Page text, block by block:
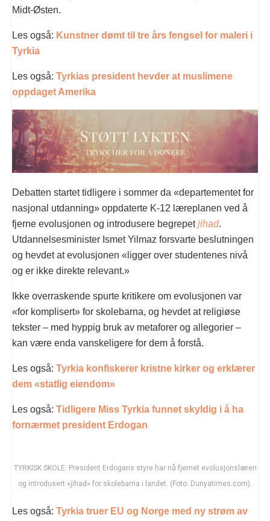
Midt-Østen.
Les også: Kunstner dømt til tre års fengsel for maleri i
Tyrkia
Les også: Tyrkias president hevder at muslimene
oppdaget Amerika
Debatten startet tidligere i sommer da «departementet for
nasjonal utdanning» oppdaterte K-12 læreplanen ved å
fjerne evolusjonen og introdusere begrepetjihad.
Utdannelsesminister Ismet Yilmaz forsvarte beslutningen
og hevdet at evolusjonen «ligger over studentenes nivå
og er ikke direkte relevant.»
Ikke overraskende spurte kritikere om evolusjonen var
«for komplisert» for skolebarna, og hevdet at religiøse
tekster – med hyppig bruk av metaforer og allegorier –
kan være enda vanskeligere for dem å forstå.
Les også: Tyrkia konfiskerer kristne kirker og erklærer
dem «statlig eiendom»
Les også: Tidligere Miss Tyrkia funnet skyldig i å ha
fornærmet president Erdogan
TYRKISK SKOLE: President Erdogans styre har nå fjernet evolusjonslæren
og introdusert «jihad» for skolebarna i landet. (Foto: Dunyatimes.com).
Les også: Tyrkia truer EU og Norge med ny strøm av